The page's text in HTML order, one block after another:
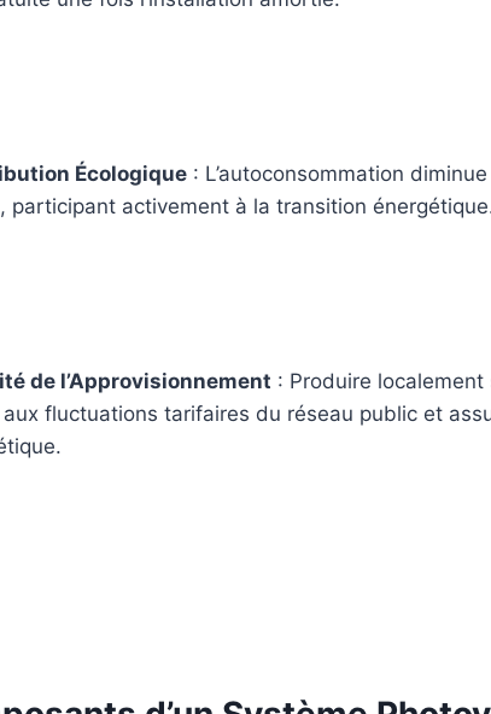
Écologique : L’autoconsommation
participant activement à la transition
de l’Approvisionnement : Produire
aux fluctuations tarifaires du réseau public et